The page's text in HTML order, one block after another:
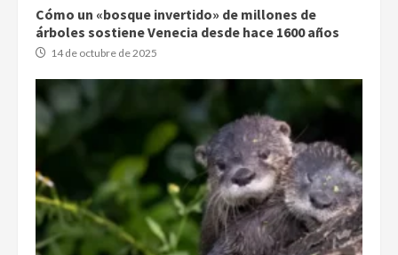
Cómo un «bosque invertido» de millones de
árboles sostiene Venecia desde hace 1600 años
14 de octubre de 2025